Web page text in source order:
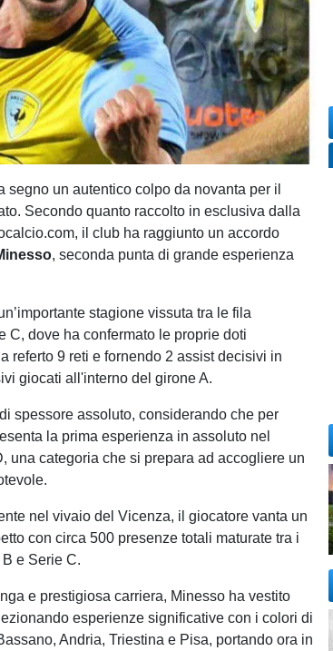
segno un autentico colpo da novanta per il
Secondo quanto raccolto in esclusiva dalla
il club ha raggiunto un accordo
, seconda punta di grande esperienza
stagione vissuta tra le fila
C, dove ha confermato le proprie doti
referto 9 reti e fornendo 2 assist decisivi in
giocati all'interno del girone A.
spessore assoluto, considerando che per
la prima esperienza in assoluto nel
una categoria che si prepara ad accogliere un
nel vivaio del Vicenza, il giocatore vanta un
con circa 500 presenze totali maturate tra i
e Serie C.
e prestigiosa carriera, Minesso ha vestito
esperienze significative con i colori di
Andria, Triestina e Pisa, portando ora in